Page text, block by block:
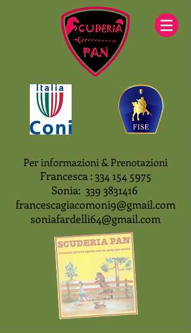
Per informazioni & Prenotazioni
Francesca : 334 154 5975
Sonia: 339 3831416
francescagiacomoni9@gmail.com
soniafardelli64@gmail.com